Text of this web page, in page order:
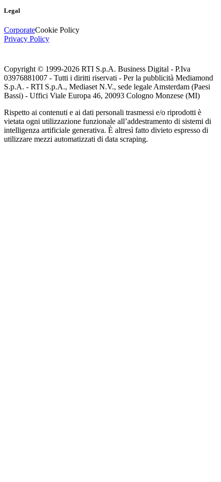
Legal
CorporateCookie Policy
Privacy Policy
Copyright © 1999-2026 RTI S.p.A. Business Digital - P.Iva
03976881007 - Tutti i diritti riservati - Per la pubblicità Mediamond
S.p.A. - RTI S.p.A., Mediaset N.V., sede legale Amsterdam (Paesi
Bassi) - Uffici Viale Europa 46, 20093 Cologno Monzese (MI)
Rispetto ai contenuti e ai dati personali trasmessi e/o riprodotti è
vietata ogni utilizzazione funzionale all’addestramento di sistemi di
intelligenza artificiale generativa. È altresì fatto divieto espresso di
utilizzare mezzi automatizzati di data scraping.